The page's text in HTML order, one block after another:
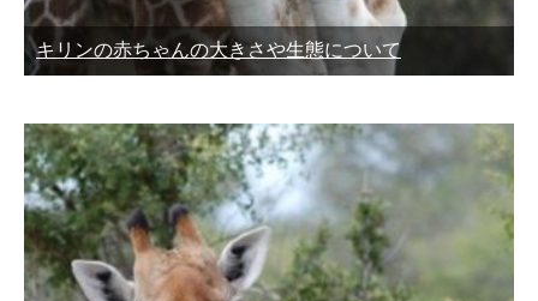
キリンの赤ちゃんの大きさや生態について